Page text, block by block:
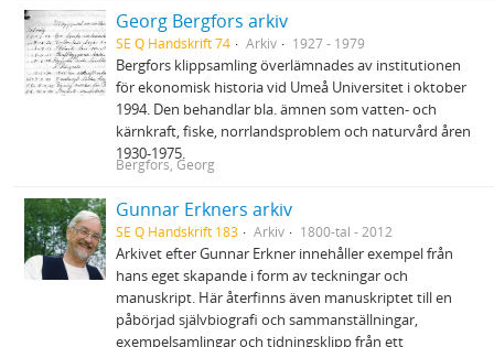
Georg Bergfors arkiv
SE Q Handskrift 74 Arkiv 1927 - 1979
Bergfors klippsamling överlämnades av institutionen
för ekonomisk historia vid Umeå Universitet i oktober
1994. Den behandlar bla. ämnen som vatten- och
kärnkraft, fiske, norrlandsproblem och naturvård åren
1930-1975.
Bergfors, Georg
Gunnar Erkners arkiv
SE Q Handskrift 183 Arkiv 1800-tal - 2012
Arkivet efter Gunnar Erkner innehåller exempel från
hans eget skapande i form av teckningar och
manuskript. Här återfinns även manuskriptet till en
påbörjad självbiografi och sammanställningar,
exempelsamlingar och tidningsklipp från ett